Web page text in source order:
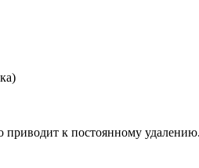
к постоянному